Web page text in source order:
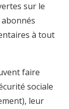
sur le
à tout
faire
sociale
leur